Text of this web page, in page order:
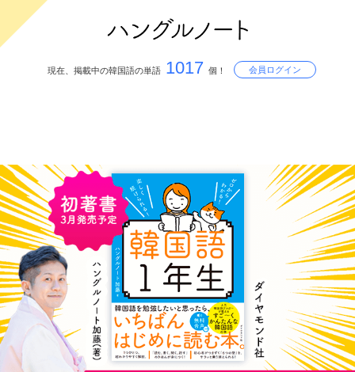
現在、掲載中の韓国語の単語 1017 個！ 会員ログイン